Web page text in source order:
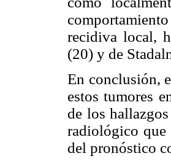
recidiva local,
(20) y de
En conclusión,
estos tumores
de los
radiológico que
del pronóstico